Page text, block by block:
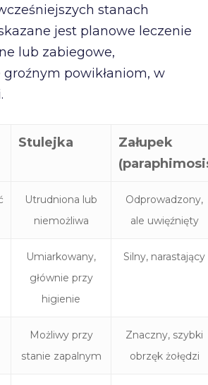
stanach
jest planowe leczenie
lub zabiegowe,
powikłaniom, w
Stulejka
Załupek
Utrudniona lub
niemożliwa
Odprowadzony,
ale uwięźnięty
Umiarkowany,
głównie przy
higienie
Silny, narastający
Możliwy przy
stanie zapalnym
Znaczny, szybki
obrzęk żołędzi